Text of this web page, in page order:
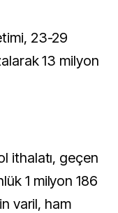
23-29
13 milyon
ithalatı, geçen
1 milyon 186
varil, ham